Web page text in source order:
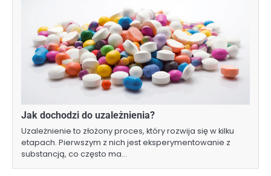
Jak dochodzi do uzależnienia?
Uzależnienie to złożony proces, który rozwija się w kilku
etapach. Pierwszym z nich jest eksperymentowanie z
substancją, co często ma…